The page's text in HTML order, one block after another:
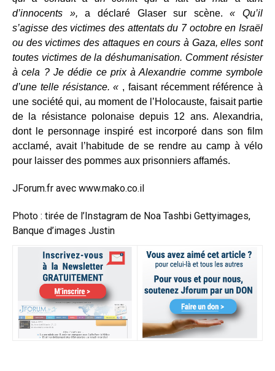
d’innocents », a déclaré Glaser sur scène.« Qu’il
s’agisse des victimes des attentats du 7 octobre en Israël
ou des victimes des attaques en cours à Gaza, elles sont
toutes victimes de la déshumanisation. Comment résister
à cela ? Je dédie ce prix à Alexandrie comme symbole
d’une telle résistance. « , faisant récemment référence à
une société qui, au moment de l’Holocauste, faisait partie
de la résistance polonaise depuis 12 ans. Alexandria,
dont le personnage inspiré est incorporé dans son film
acclamé, avait l’habitude de se rendre au camp à vélo
pour laisser des pommes aux prisonniers affamés.
JForum.fr avec www.mako.co.il
Photo : tirée de l’Instagram de Noa Tashbi Gettyimages,
Banque d’images Justin